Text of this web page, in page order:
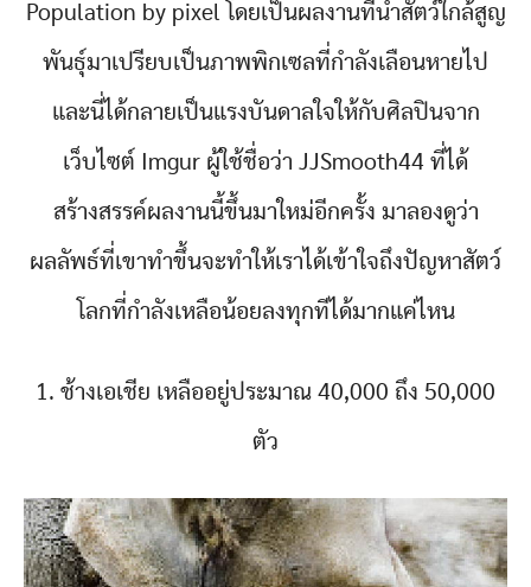
Population by pixel โดยเป็นผลงานที่นำสัตว์ใกล้สูญ
พันธุ์มาเปรียบเป็นภาพพิกเซลที่กำลังเลือนหายไป
และนี่ได้กลายเป็นแรงบันดาลใจให้กับศิลปินจาก
เว็บไซต์ Imgur ผู้ใช้ชื่อว่า JJSmooth44 ที่ได้
สร้างสรรค์ผลงานนี้ขึ้นมาใหม่อีกครั้ง มาลองดูว่า
ผลลัพธ์ที่เขาทำขึ้นจะทำให้เราได้เข้าใจถึงปัญหาสัตว์
โลกที่กำลังเหลือน้อยลงทุกทีได้มากแค่ไหน
1. ช้างเอเชีย เหลืออยู่ประมาณ 40,000 ถึง 50,000
ตัว